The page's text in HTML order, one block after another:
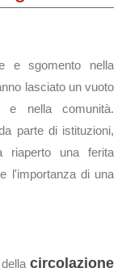
e sgomento nella
lasciato un vuoto
e nella comunità.
parte di istituzioni,
riaperto una ferita
l'importanza di una
circolazione